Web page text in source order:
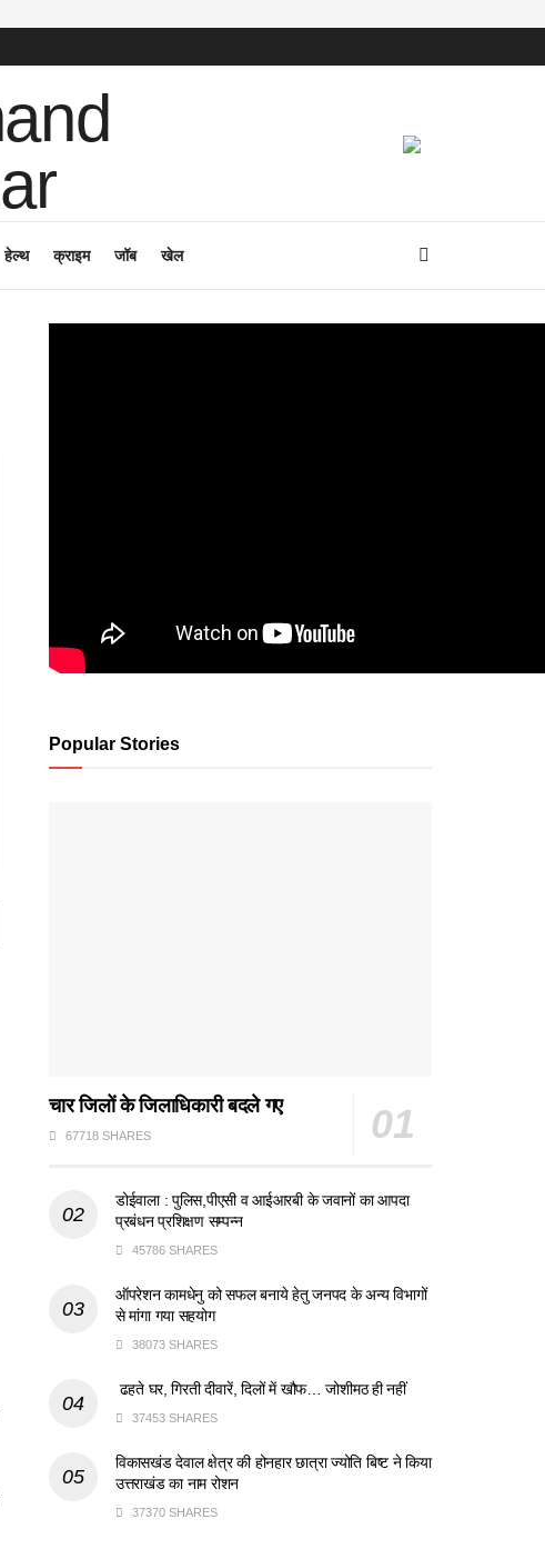
हेल्थ क्राइम जॉब खेल
Popular Stories
चार जिलों के जिलाधिकारी बदले गए
67718 SHARES
डोईवाला : पुलिस,पीएसी व आईआरबी के जवानों का आपदा
प्रबंधन प्रशिक्षण सम्पन्न
45786 SHARES
ऑपरेशन कामधेनु को सफल बनाये हेतु जनपद के अन्य विभागों
से मांगा गया सहयोग
38073 SHARES
ढहते घर, गिरती दीवारें, दिलों में खौफ… जोशीमठ ही नहीं
37453 SHARES
विकासखंड देवाल क्षेत्र की होनहार छात्रा ज्योति बिष्ट ने किया
उत्तराखंड का नाम रोशन
37370 SHARES